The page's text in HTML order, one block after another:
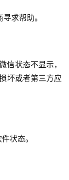
求帮助。
信状态不显示，
坏或者第三方应
状态。